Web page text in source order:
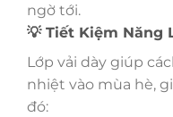
ngờ tới.
💡 Tiết Kiệm Năng
Lớp vải dày giúp
nhiệt vào mùa hè,
đó: